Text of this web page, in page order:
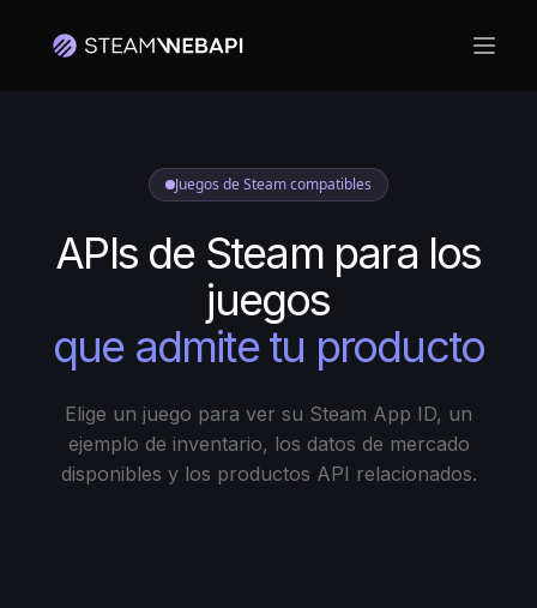
Abrir
Juegos de Steam compatibles
APIs de Steam para los
juegos
que admite tu producto
Elige un juego para ver su Steam App ID, un
ejemplo de inventario, los datos de mercado
disponibles y los productos API relacionados.